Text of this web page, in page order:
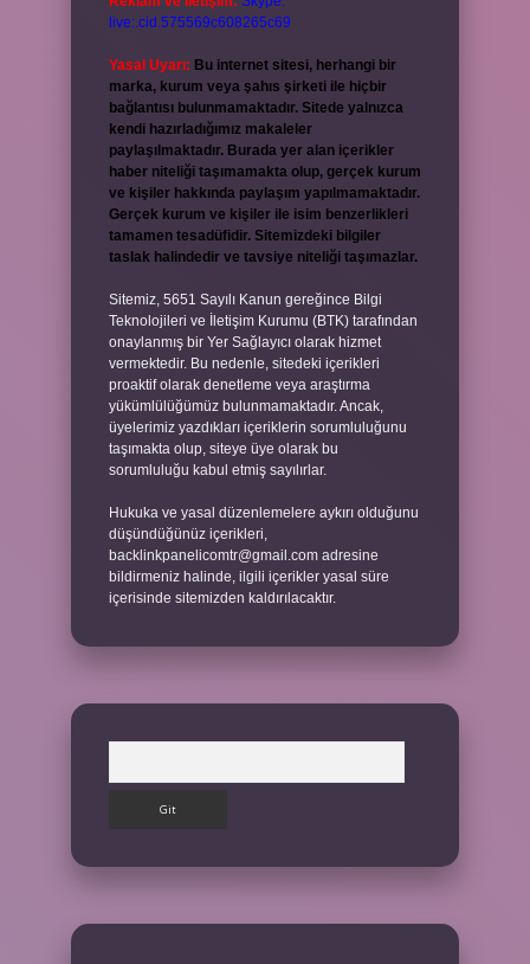
live:.cid.575569c608265c69
Yasal Uyarı: Bu internet sitesi, herhangi bir
marka, kurum veya şahıs şirketi ile hiçbir
bağlantısı bulunmamaktadır. Sitede yalnızca
kendi hazırladığımız makaleler
paylaşılmaktadır. Burada yer alan içerikler
haber niteliği taşımamakta olup, gerçek kurum
ve kişiler hakkında paylaşım yapılmamaktadır.
Gerçek kurum ve kişiler ile isim benzerlikleri
tamamen tesadüfidir. Sitemizdeki bilgiler
taslak halindedir ve tavsiye niteliği taşımazlar.
Sitemiz, 5651 Sayılı Kanun gereğince Bilgi
Teknolojileri ve İletişim Kurumu (BTK) tarafından
onaylanmış bir Yer Sağlayıcı olarak hizmet
vermektedir. Bu nedenle, sitedeki içerikleri
proaktif olarak denetleme veya araştırma
yükümlülüğümüz bulunmamaktadır. Ancak,
üyelerimiz yazdıkları içeriklerin sorumluluğunu
taşımakta olup, siteye üye olarak bu
sorumluluğu kabul etmiş sayılırlar.
Hukuka ve yasal düzenlemelere aykırı olduğunu
düşündüğünüz içerikleri,
backlinkpanelicomtr@gmail.com adresine
bildirmeniz halinde, ilgili içerikler yasal süre
içerisinde sitemizden kaldırılacaktır.